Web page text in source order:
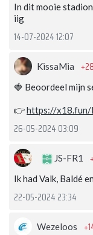
In dit mooie
iig
14-07-2024 12:07
KissaMia +28
🍓 Beoordeel mijn
👉https://
26-05-2024 03:09
JS-FR1
Ik had Valk, Baldé
22-05-2024 23:34
Wezeloos